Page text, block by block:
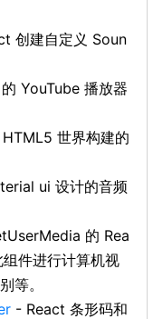
创建自定义 Soun
YouTube 播放器
世界构建的
ui 设计的音频
的 Rea
件进行计算机视
等。
- React 条形码和